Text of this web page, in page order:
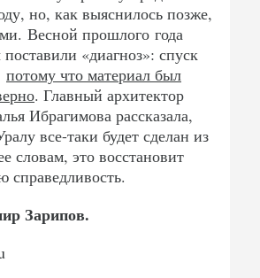
но, как выяснилось позже,
Весной прошлого года
«диагноз»: спуск
потому что материал был
. Главный архитектор
Ибрагимова рассказала,
все-таки будет сделан из
словам, это восстановит
справедливость.
Зарипов.